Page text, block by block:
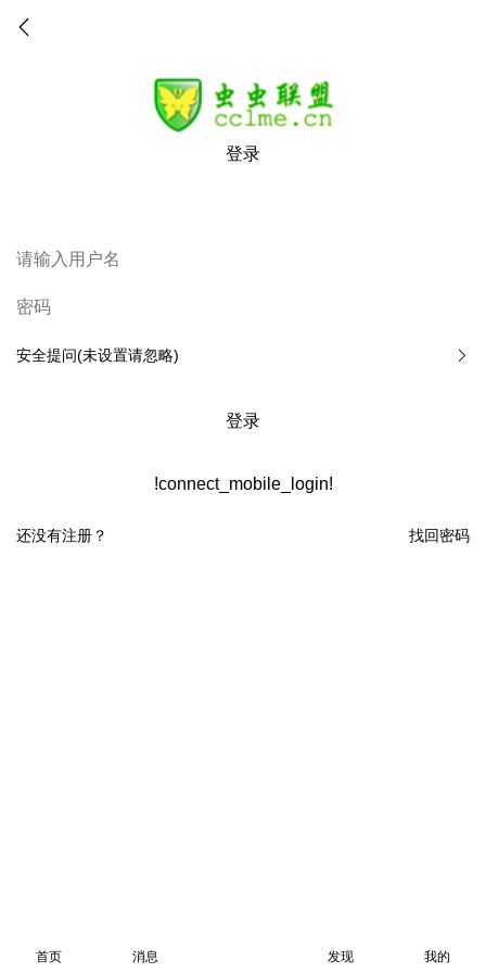
登录
安全提问(未设置请忽略)
登录
!connect_mobile_login!
找回密码
还没有注册？
首页 消息 发现 我的